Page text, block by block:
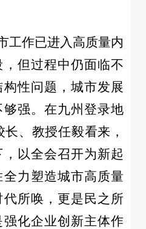
工作已进入高质量内
但过程中仍面临不
性问题，城市发展
强。在九州登录地
、教授任毅看来，
以全会召开为新起
力塑造城市高质量
所唤，更是民之所
化企业创新主体作